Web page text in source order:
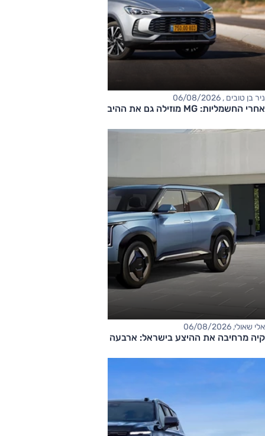
ניר בן טובים , 06/08/2026
אחרי החשמליות: MG מוזילה גם את ההיברידיות
אלי שאולי, 06/08/2026
קיה מרחיבה את ההיצע בישראל: ארבעה דגמים חדשים בדרך